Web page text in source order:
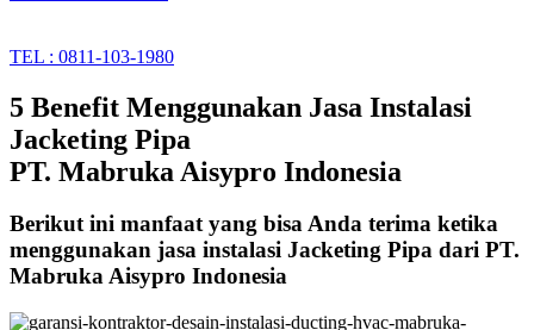
TEL : 0811-103-1980
5 Benefit Menggunakan Jasa Instalasi
Jacketing Pipa
PT. Mabruka Aisypro Indonesia
Berikut ini manfaat yang bisa Anda terima ketika
menggunakan jasa instalasi Jacketing Pipa dari PT.
Mabruka Aisypro Indonesia